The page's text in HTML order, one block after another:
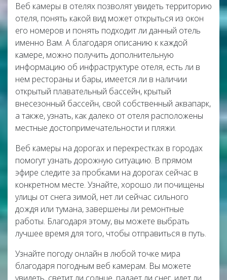
Веб камеры в отелях позволят увидеть территорию
отеля, понять какой вид может открыться из окон
его номеров и понять подходит ли данный отель
именно Вам. А благодаря описанию к каждой
камере, можно получить дополнительную
информацию об инфраструктуре отеля, есть ли в
нем рестораны и бары, имеется ли в наличии
открытый плавательный бассейн, крытый
внесезонный бассейн, свой собственный аквапарк,
а также, узнать, как далеко от отеля расположены
местные достопримечательности и пляжи.
Веб камеры на дорогах и перекрестках в городах
помогут узнать дорожную ситуацию. В прямом
эфире следите за пробками на дорогах сейчас в
конкретном месте. Узнайте, хорошо ли почищены
улицы от снега зимой, нет ли сейчас сильного
дождя или тумана, завершены ли ремонтные
работы. Благодаря этому, вы можете выбрать
лучшее время для того, чтобы отправиться в путь.
Узнайте погоду онлайн в любой точке мира
благодаря погодным веб камерам. Вы можете